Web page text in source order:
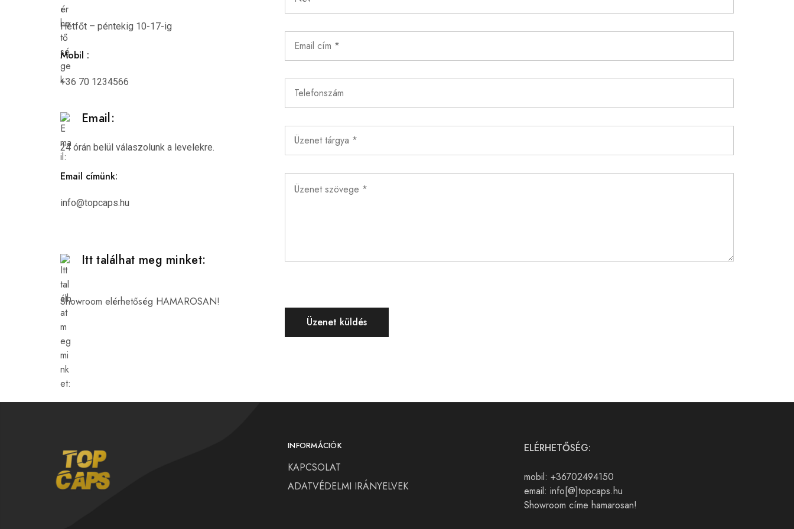
Hétfőt – péntekig 10-17-ig
Mobil :
+36 70 1234566
Email:
24 órán belül válaszolunk a levelekre.
Email címünk:
info@topcaps.hu
Itt találhat meg minket:
Showroom elérhetőség HAMAROSAN!
INFORMÁCIÓK
KAPCSOLAT
ADATVÉDELMI IRÁNYELVEK
ELÉRHETŐSÉG:
mobil: +36702494150
email: info[@]topcaps.hu
Showroom címe hamarosan!